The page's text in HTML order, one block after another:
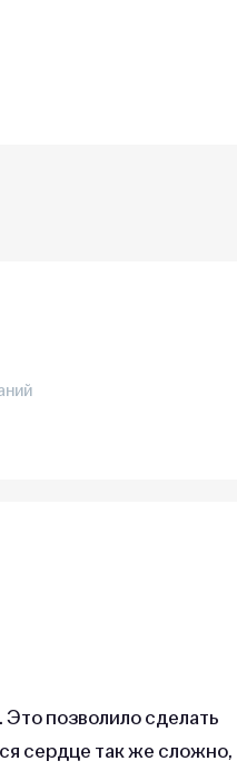
позволило сделать
сердце так же сложно,